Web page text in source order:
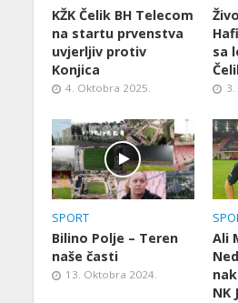
KŽK Čelik BH Telecom
na startu prvenstva
uvjerljiv protiv
Konjica
4. Oktobra 2025.
sa
SPORT
Bilino Polje – Teren
naše časti
13. Oktobra 2024.
Ali
NK